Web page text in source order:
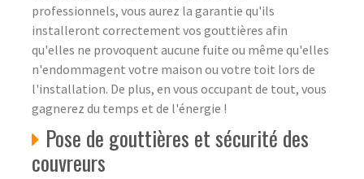
professionnels, vous aurez la garantie qu'ils
installeront correctement vos gouttières afin
qu'elles ne provoquent aucune fuite ou même qu'elles
n'endommagent votre maison ou votre toit lors de
l'installation. De plus, en vous occupant de tout, vous
gagnerez du temps et de l'énergie !
Pose de gouttières et sécurité des
couvreurs